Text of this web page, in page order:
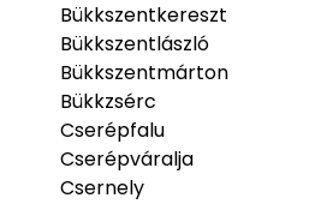
Bükkszentkereszt
Bükkszentlászló
Bükkszentmárton
Bükkzsérc
Cserépfalu
Cserépváralja
Csernely